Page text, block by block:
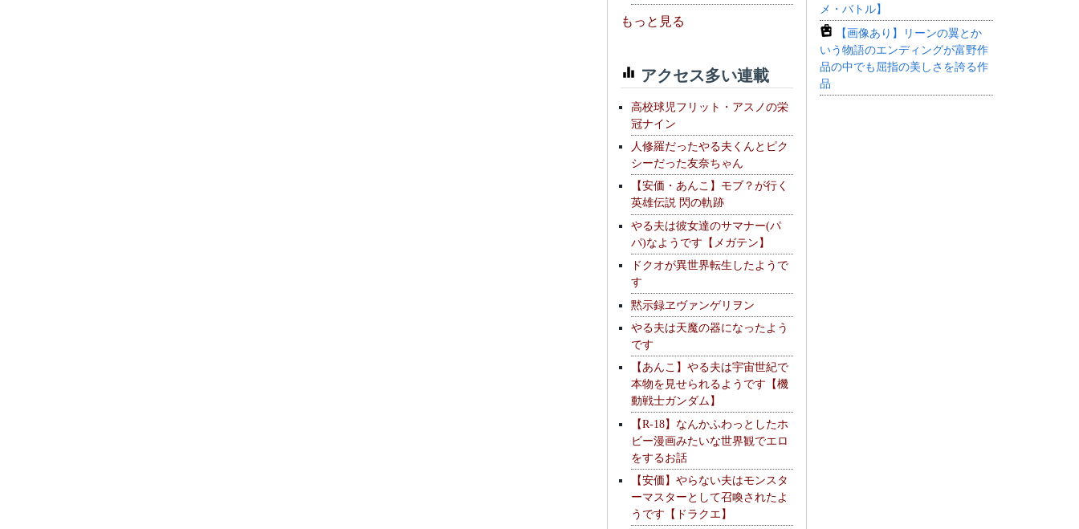
もっと見る
アクセス多い連載
高校球児フリット・アスノの栄
冠ナイン
人修羅だったやる夫くんとピク
シーだった友奈ちゃん
【安価・あんこ】モブ？が行く
英雄伝説 閃の軌跡
やる夫は彼女達のサマナー(パ
パ)なようです【メガテン】
ドクオが異世界転生したようで
す
黙示録ヱヴァンゲリヲン
やる夫は天魔の器になったよう
です
【あんこ】やる夫は宇宙世紀で
本物を見せられるようです【機
動戦士ガンダム】
【R-18】なんかふわっとしたホ
ビー漫画みたいな世界観でエロ
をするお話
【安価】やらない夫はモンスタ
ーマスターとして召喚されたよ
うです【ドラクエ】
メ・バトル】
【画像あり】リーンの翼とか
いう物語のエンディングが富野作
品の中でも屈指の美しさを誇る作
品